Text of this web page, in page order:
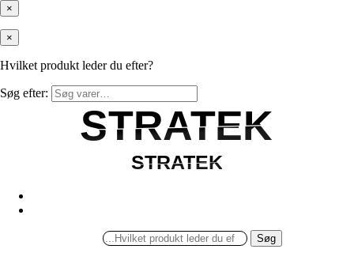
×
×
Hvilket produkt leder du efter?
Søg efter:
STRATEK
STRATEK
STRATEK
STRATEK
Søg